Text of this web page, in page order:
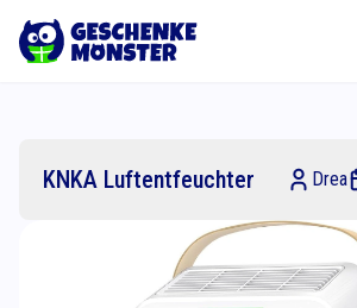
KNKA Luftentfeuchter Drea